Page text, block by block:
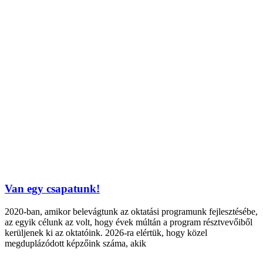
Van egy csapatunk!
2020-ban, amikor belevágtunk az oktatási programunk fejlesztésébe,
az egyik célunk az volt, hogy évek múltán a program résztvevőiből
kerüljenek ki az oktatóink. 2026-ra elértük, hogy közel
megduplázódott képzőink száma, akik